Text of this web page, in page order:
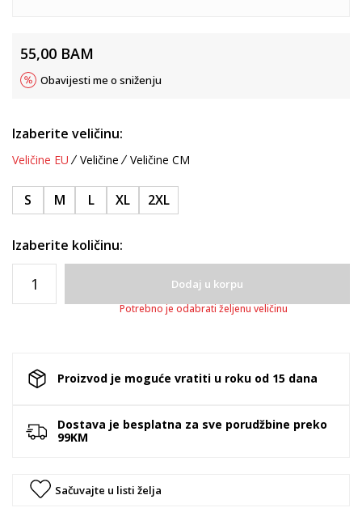
55,00 BAM
Obavijesti me o sniženju
Izaberite veličinu:
Veličine EU Veličine Veličine CM
S M L XL 2XL
Izaberite količinu:
Dodaj u korpu
Potrebno je odabrati željenu veličinu
Proizvod je moguće vratiti u roku od 15 dana
Dostava je besplatna za sve porudžbine preko
99KM
Sačuvajte u listi želja